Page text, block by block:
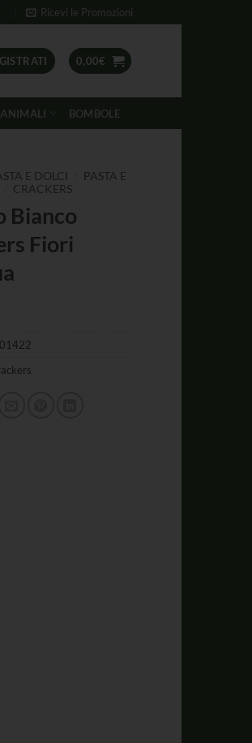
Ricevi le Promozioni
0,00€
ANIMALI BOMBOLE
E DOLCI
PASTA E
CRACKERS
Bianco
Fiori